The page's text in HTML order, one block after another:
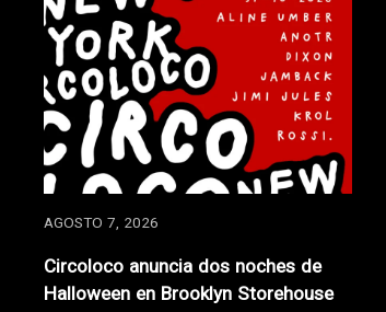
AGOSTO 7, 2026
Circoloco anuncia dos noches de
Halloween en Brooklyn Storehouse